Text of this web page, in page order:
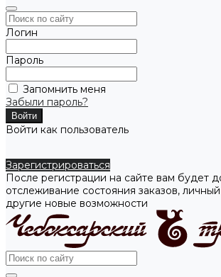
Логин
Пароль
Запомнить меня
Забыли пароль?
Войти как пользователь
Зарегистрироваться
После регистрации на сайте вам будет
отслеживание состояния заказов,
другие новые возможности